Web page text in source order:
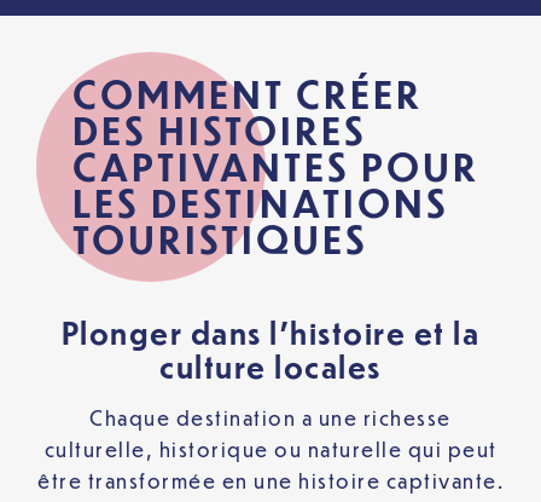
COMMENT CRÉER
DES HISTOIRES
CAPTIVANTES POUR
LES DESTINATIONS
TOURISTIQUES
Plonger dans l’histoire et la
culture locales
Chaque destination a une richesse
culturelle, historique ou naturelle qui peut
être transformée en une histoire captivante.